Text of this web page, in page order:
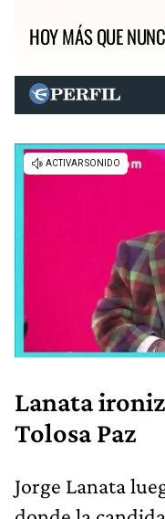
HOY MÁS QUE
Lanata
Tolosa Paz
Jorge Lanata